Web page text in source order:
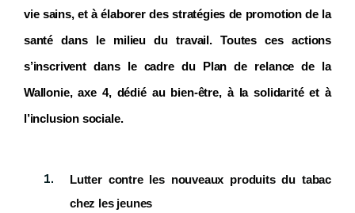
vie sains, et à élaborer des stratégies de promotion de la
santé dans le milieu du travail. Toutes ces actions
s’inscrivent dans le cadre du Plan de relance de la
Wallonie, axe 4, dédié au bien-être, à la solidarité et à
l’inclusion sociale.
Lutter contre les nouveaux produits du tabac
chez les jeunes